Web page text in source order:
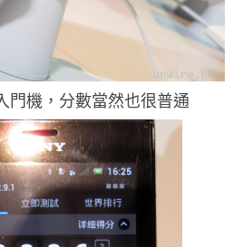
機，分數當然也很普通